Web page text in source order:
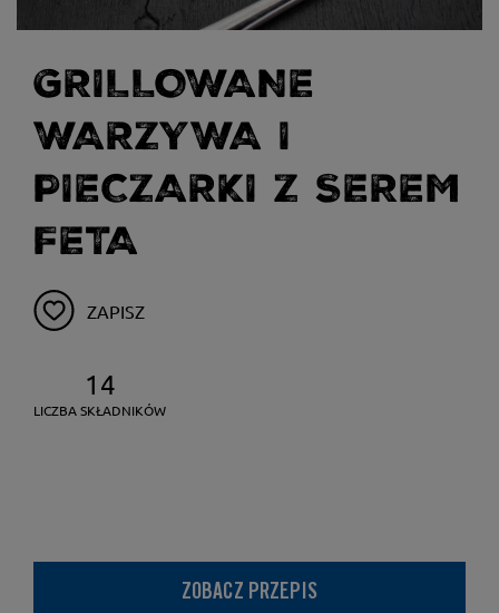
GRILLOWANE
WARZYWA I
PIECZARKI Z SEREM
FETA
ZAPISZ
14
LICZBA SKŁADNIKÓW
ZOBACZ PRZEPIS